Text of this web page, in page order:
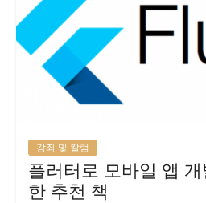
강좌 및 칼럼
플러터로 모바일 앱
한 추천 책